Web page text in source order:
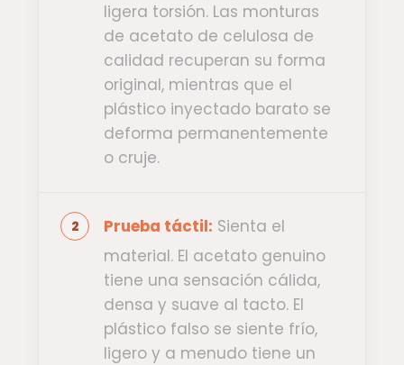
ligera torsión. Las monturas
de acetato de celulosa de
calidad recuperan su forma
original, mientras que el
plástico inyectado barato se
deforma permanentemente
o cruje.
Prueba táctil: Sienta el
material. El acetato genuino
tiene una sensación cálida,
densa y suave al tacto. El
plástico falso se siente frío,
ligero y a menudo tiene un